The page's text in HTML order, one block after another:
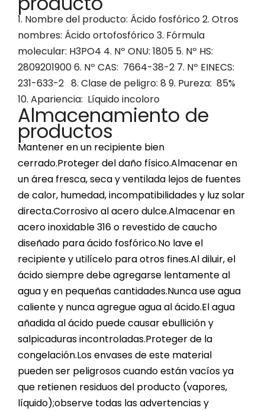
1. Nombre del producto: Ácido fosfórico 2. Otros
nombres: Ácido ortofosfórico 3. Fórmula
molecular: H3PO4 4. Nº ONU: 1805 5. Nº HS:
2809201900 6. Nº CAS: 7664-38-2 7. Nº EINECS:
231-633-2 8. Clase de peligro: 8 9. Pureza: 85%
10. Apariencia: Líquido incoloro
Almacenamiento de
productos
Mantener en un recipiente bien
cerrado.Proteger del daño físico.Almacenar en
un área fresca, seca y ventilada lejos de fuentes
de calor, humedad, incompatibilidades y luz solar
directa.Corrosivo al acero dulce.Almacenar en
acero inoxidable 316 o revestido de caucho
diseñado para ácido fosfórico.No lave el
recipiente y utilícelo para otros fines.Al diluir, el
ácido siempre debe agregarse lentamente al
agua y en pequeñas cantidades.Nunca use agua
caliente y nunca agregue agua al ácido.El agua
añadida al ácido puede causar ebullición y
salpicaduras incontroladas.Proteger de la
congelación.Los envases de este material
pueden ser peligrosos cuando están vacíos ya
que retienen residuos del producto (vapores,
líquido);observe todas las advertencias y